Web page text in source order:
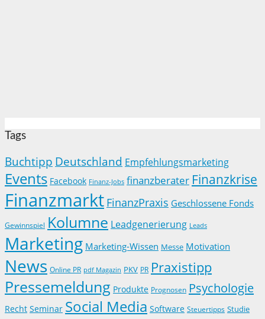
Tags
Buchtipp Deutschland Empfehlungsmarketing
Events Facebook Finanz-Jobs finanzberater Finanzkrise
Finanzmarkt FinanzPraxis Geschlossene Fonds
Gewinnspiel Kolumne Leadgenerierung Leads
Marketing Marketing-Wissen Messe Motivation
News Online PR pdf Magazin PKV PR Praxistipp
Pressemeldung Produkte Prognosen Psychologie
Recht Seminar Social Media Software Steuertipps Studie